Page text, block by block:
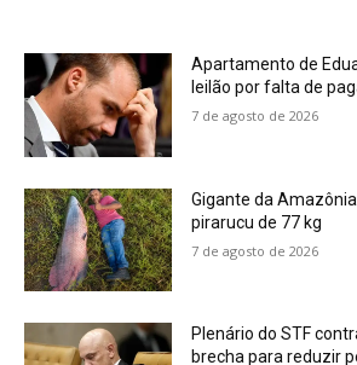
Apartamento de
leilão por falta de
7 de agosto de 2026
Gigante da
pirarucu de 77 kg
7 de agosto de 2026
Plenário do STF
brecha para reduzir